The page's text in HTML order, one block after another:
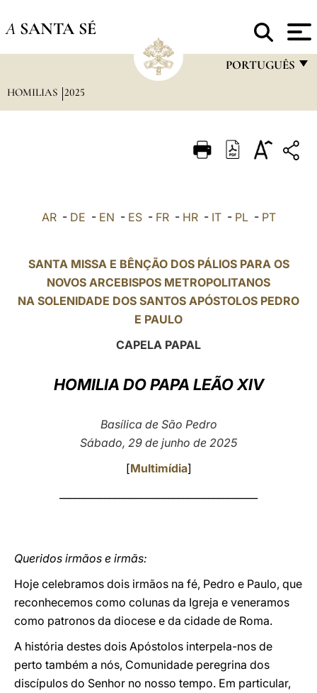
A SANTA SÉ
PORTUGUÊS
ITALIANO
POLSKI
العربيّة
HOMILIAS 2025
AR- DE - EN - ES- FR- HR- IT- PL- PT
SANTA MISSA E BÊNÇÃO DOS PÁLIOS PARA OS
NOVOS ARCEBISPOS METROPOLITANOS
NA SOLENIDADE DOS SANTOS APÓSTOLOS PEDRO
E PAULO
CAPELA PAPAL
HOMILIA DO PAPA LEÃO XIV
Basílica de São Pedro
Sábado, 29 de junho de 2025
[Multimídia]
Queridos irmãos e irmãs:
Hoje celebramos dois irmãos na fé, Pedro e Paulo, que
reconhecemos como colunas da Igreja e veneramos
como patronos da diocese e da cidade de Roma.
A história destes dois Apóstolos interpela-nos de
perto também a nós, Comunidade peregrina dos
discípulos do Senhor no nosso tempo. Em particular,